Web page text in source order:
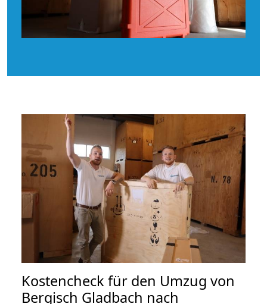
Kostencheck für den Umzug von
Bergisch Gladbach nach